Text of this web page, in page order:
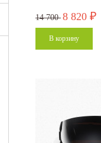
14 700 8 820 ₽